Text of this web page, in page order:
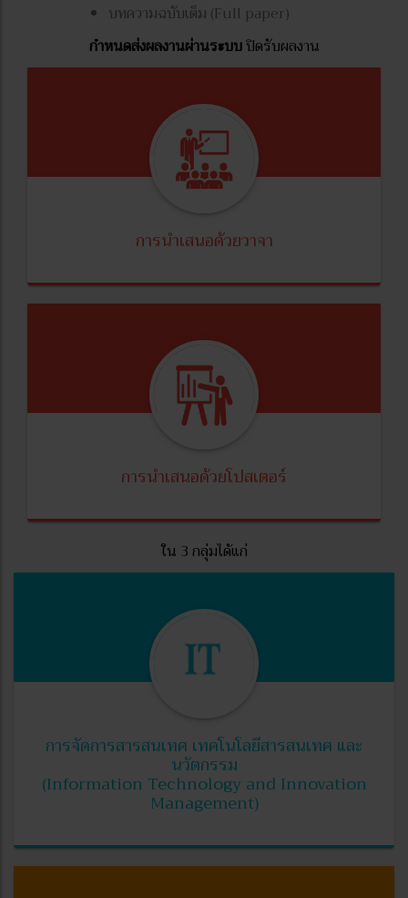
บทความฉบับเต็ม (Full paper)
กำหนดส่งผลงานผ่านระบบปิดรับผลงาน
การนำเสนอด้วยวาจา
การนำเสนอด้วยโปสเตอร์
ใน 3 กลุ่มได้แก่
การจัดการสารสนเทศ เทคโนโลยีสารสนเทศ และ
นวัตกรรม
(Information Technology and Innovation
Management)